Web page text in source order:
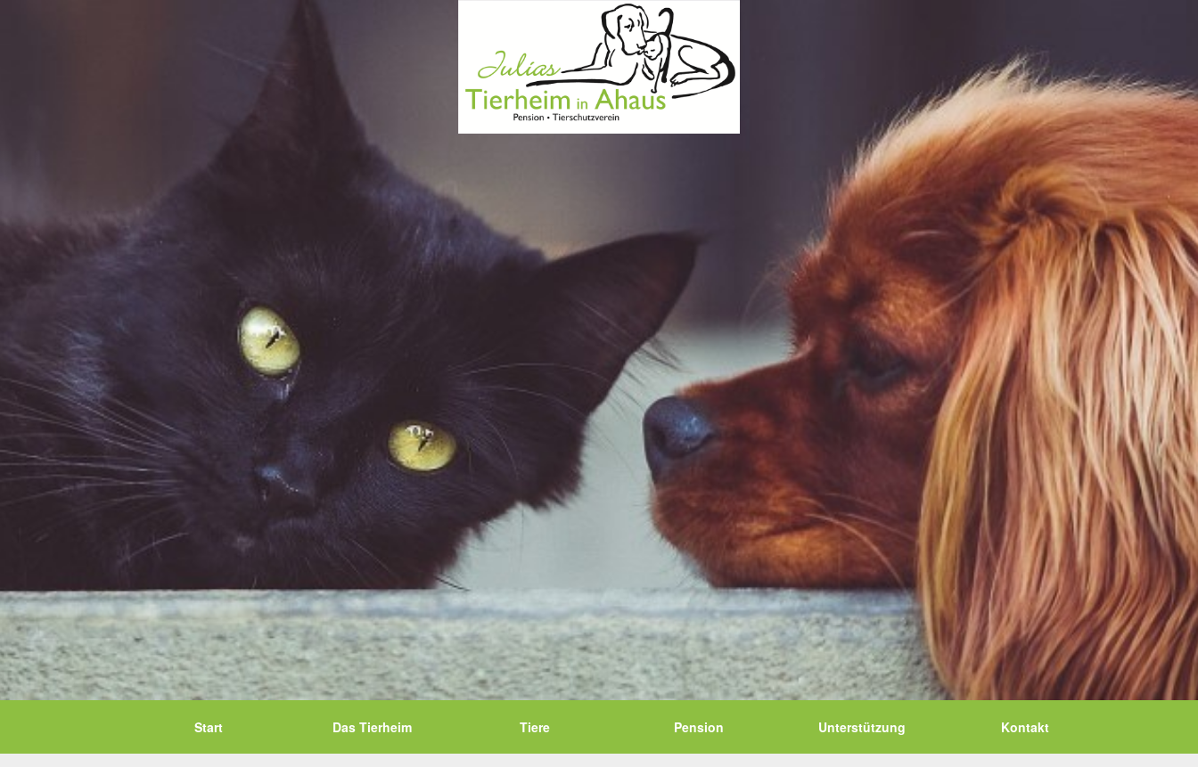
Start Das Tierheim Tiere Pension Unterstützung Kontakt